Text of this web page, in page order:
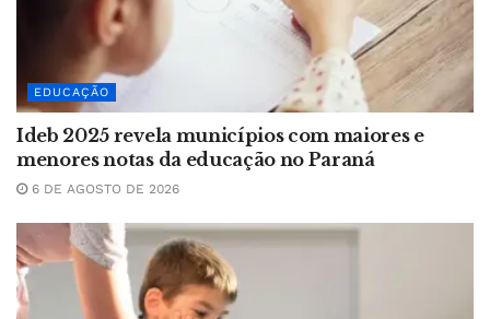
EDUCAÇÃO
Ideb 2025 revela municípios com maiores e
menores notas da educação no Paraná
6 DE AGOSTO DE 2026